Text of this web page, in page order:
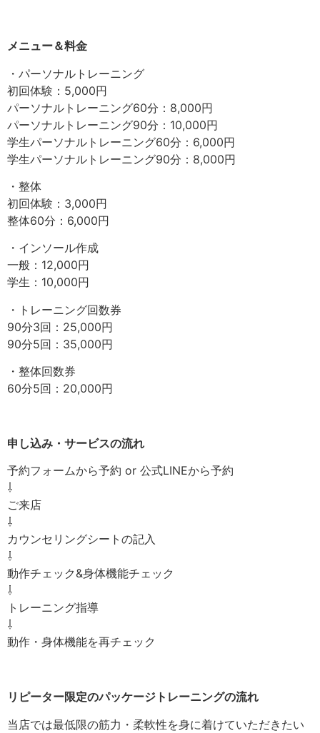
メニュー＆料金
・パーソナルトレーニング
初回体験：5,000円
パーソナルトレーニング60分：8,000円
パーソナルトレーニング90分：10,000円
学生パーソナルトレーニング60分：6,000円
学生パーソナルトレーニング90分：8,000円
・整体
初回体験：3,000円
整体60分：6,000円
・インソール作成
一般：12,000円
学生：10,000円
・トレーニング回数券
90分3回：25,000円
90分5回：35,000円
・整体回数券
60分5回：20,000円
申し込み・サービスの流れ
予約フォームから予約 or 公式LINEから予約
⇩
ご来店
⇩
カウンセリングシートの記入
⇩
動作チェック&身体機能チェック
⇩
トレーニング指導
⇩
動作・身体機能を再チェック
リピーター限定のパッケージトレーニングの流れ
当店では最低限の筋力・柔軟性を身に着けていただきたい